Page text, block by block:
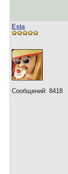
Esta
Сообщений: 8418